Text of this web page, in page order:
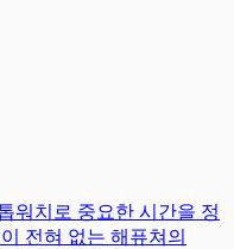
워치로 중요한 시간을 정
전혀 없는 해퓨쳐의